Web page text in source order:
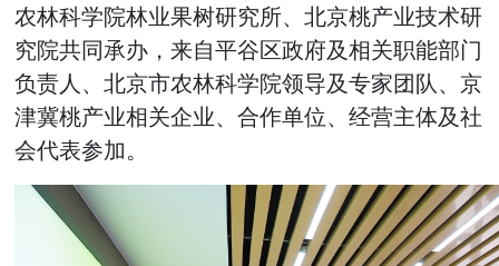
农林科学院林业果树研究所、北京桃产业技术研
究院共同承办，来自平谷区政府及相关职能部门
负责人、北京市农林科学院领导及专家团队、京
津冀桃产业相关企业、合作单位、经营主体及社
会代表参加。